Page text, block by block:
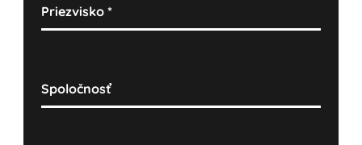
Priezvisko*
Spoločnosť